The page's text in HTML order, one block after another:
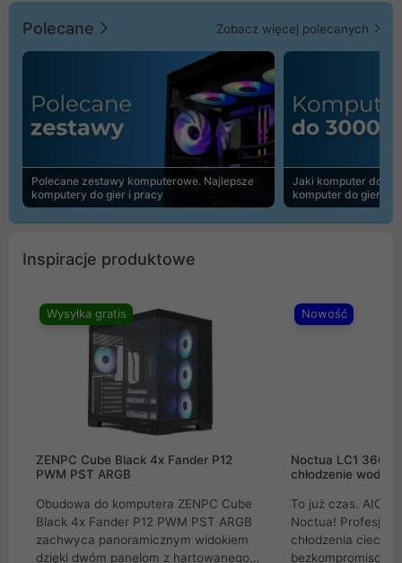
Polecane Zobacz więcej polecanych
Polecane zestawy komputerowe. Najlepsze
komputery do gier i pracy
Jaki komputer do
komputer do gier |
Inspiracje produktowe
Wysyłka gratis
ZENPC Cube Black 4x Fander P12
PWM PST ARGB
Obudowa do komputera ZENPC Cube
Black 4x Fander P12 PWM PST ARGB
zachwyca panoramicznym widokiem
dzięki dwóm panelom z hartowanego
Nowość
Noctua LC1
chłodzenie wodne
To już czas. AIO
Noctua!
chłodzenia cieczą